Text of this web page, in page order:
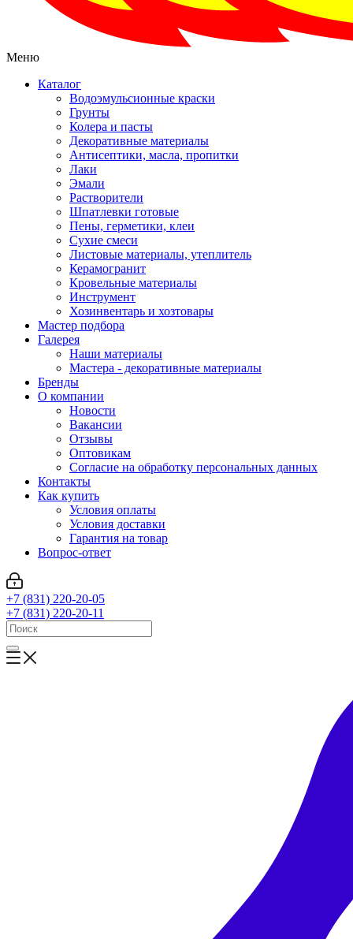
Меню
Каталог
Водоэмульсионные краски
Грунты
Колера и пасты
Декоративные материалы
Антисептики, масла, пропитки
Лаки
Эмали
Растворители
Шпатлевки готовые
Пены, герметики, клеи
Сухие смеси
Листовые материалы, утеплитель
Керамогранит
Кровельные материалы
Инструмент
Хозинвентарь и хозтовары
Мастер подбора
Галерея
Наши материалы
Мастера - декоративные материалы
Бренды
О компании
Новости
Вакансии
Отзывы
Оптовикам
Cогласие на обработку персональных данных
Контакты
Как купить
Условия оплаты
Условия доставки
Гарантия на товар
Вопрос-ответ
+7 (831) 220-20-05
+7 (831) 220-20-11